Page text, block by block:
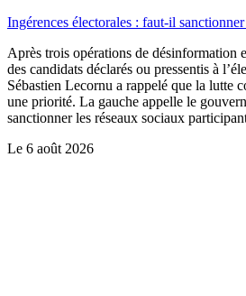
Ingérences électorales : faut-il
Après trois opérations de désinformation
des candidats déclarés ou pressentis à
Sébastien Lecornu a rappelé que la lutte
une priorité. La gauche appelle le
sanctionner les réseaux sociaux
Le 6 août 2026